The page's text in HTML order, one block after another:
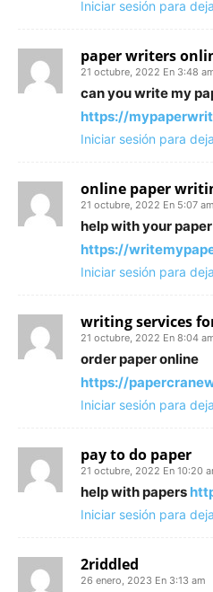
Iniciar sesión para
paper writers
21 octubre, 2022 En 3:48
can you write my
https://
Iniciar sesión para
online paper
21 octubre, 2022 En 5:07 am
help with your paper
https://
Iniciar sesión para
writing services
21 octubre, 2022 En 8:04
order paper online
https://
Iniciar sesión para
pay to do paper
21 octubre, 2022 En 10:20
help with papers
Iniciar sesión para
2riddled
26 enero, 2023 En 3:13 am